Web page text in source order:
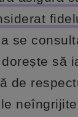
se
să
de